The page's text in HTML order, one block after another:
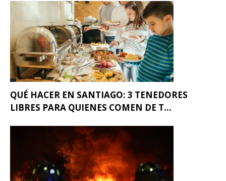
QUÉ HACER EN SANTIAGO: 3 TENEDORES
LIBRES PARA QUIENES COMEN DE T...